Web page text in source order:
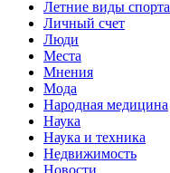
Летние виды спорта
Личный счет
Люди
Места
Мнения
Мода
Народная медицина
Наука
Наука и техника
Недвижимость
Новости